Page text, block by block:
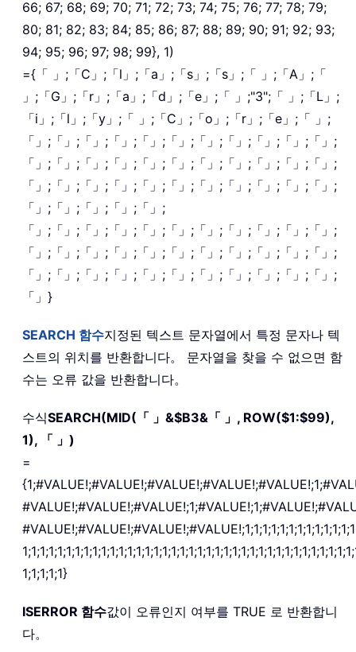
66; 67; 68; 69; 70; 71; 72; 73; 74; 75; 76; 77; 78; 79;
80; 81; 82; 83; 84; 85; 86; 87; 88; 89; 90; 91; 92; 93;
94; 95; 96; 97; 98; 99}, 1)
={「 」;「C」;「l」;「a」;「s」;「s」;「 」;「A」;「
」;「G」;「r」;「a」;「d」;「e」;「 」;"3";「 」;「L」;
「i」;「l」;「y」;「 」;「C」;「o」;「r」;「e」;「 」;
「」;「」;「」;「」;「」;「」;「」;「」;「」;「」;「」;
「」;「」;「」;「」;「」;「」;「」;「」;「」;「」;「」;
「」;「」;「」;「」;「」;「」;「」;「」;「」;「」;「」;
「」;「」;「」;「」;「」;
「」;「」;「」;「」;「」;「」;「」;「」;「」;「」;「」;
「」;「」;「」;「」;「」;「」;「」;「」;「」;「」;「」;
「」;「」;「」;「」;「」;「」;「」;「」;「」;「」;「」;
「」}
SEARCH 함수지정된 텍스트 문자열에서 특정 문자나 텍
스트의 위치를 반환합니다。 문자열을 찾을 수 없으면 함
수는 오류 값을 반환합니다。
수식SEARCH(MID(「 」&$B3&「 」, ROW($1:$99),
1), 「 」)
=
1;1;1;1;1}
ISERROR 함수값이 오류인지 여부를 TRUE 로 반환합니
다。